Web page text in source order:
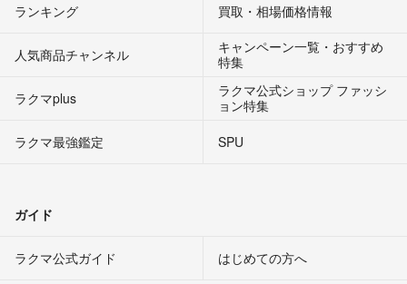
ランキング 買取・相場価格情報
人気商品チャンネル
キャンペーン一覧・おすすめ
特集
ラクマplus
ラクマ公式ショップ ファッシ
ョン特集
ラクマ最強鑑定
SPU
ガイド
ラクマ公式ガイド はじめての方へ